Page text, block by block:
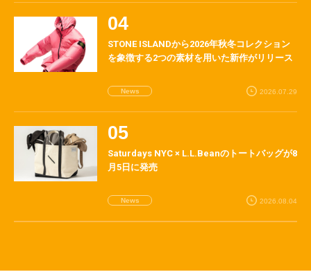
STONE ISLANDから2026年秋冬コレクション
を象徴する2つの素材を用いた新作がリリース
News 2026.07.29
Saturdays NYC × L.L.Beanのトートバッグが8
月5日に発売
News 2026.08.04